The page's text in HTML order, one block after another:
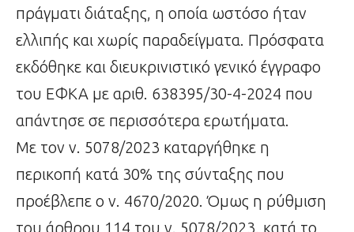
πράγματι διάταξης, η οποία ωστόσο ήταν
ελλιπής και χωρίς παραδείγματα. Πρόσφατα
εκδόθηκε και διευκρινιστικό γενικό έγγραφο
του ΕΦΚΑ με αριθ. 638395/30-4-2024 που
απάντησε σε περισσότερα ερωτήματα.
Με τον ν. 5078/2023 καταργήθηκε η
περικοπή κατά 30% της σύνταξης που
προέβλεπε ο ν. 4670/2020. Όμως η ρύθμιση
του άρθρου 114 του ν. 5078/2023, κατά το